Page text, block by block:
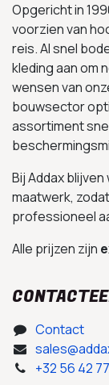
Opgericht in
voorzien van
reis. Al snel
kleding aan om
wensen van
bouwsector
assortiment
Bij Addax
maatwerk,
professioneel
Alle prijzen zijn
Contact
+32 56 42